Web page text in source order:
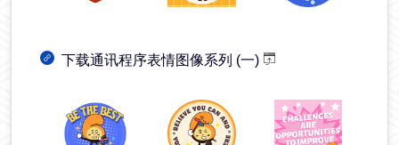
下载通讯程序表情图像系列 (一)